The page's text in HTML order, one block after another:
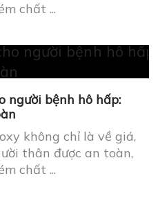
chất ...
bệnh hô hấp:
không chỉ là về giá,
thân được an toàn,
chất ...